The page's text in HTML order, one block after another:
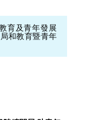
育及青年發展
和教育暨青年